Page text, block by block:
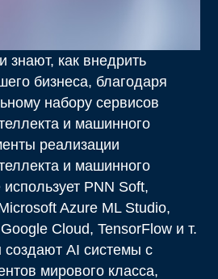
знают, как внедрить
бизнеса, благодаря
набору сервисов
и машинного
реализации
и машинного
PNN Soft,
Azure ML Studio,
Cloud, TensorFlow и т.
AI системы с
мирового класса,